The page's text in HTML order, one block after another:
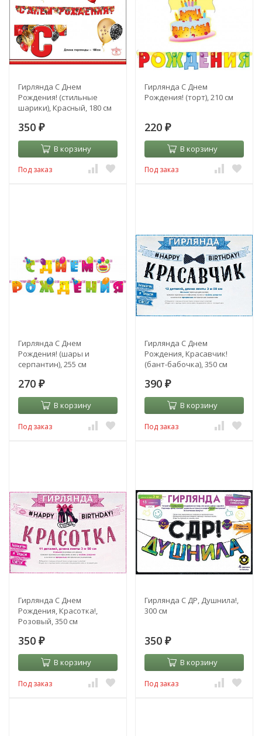
Гирлянда С Днем
Рождения! (стильные
шарики), Красный, 180 см
350 ₽
В корзину
Под заказ
Гирлянда С Днем
Рождения! (торт), 210 см
220 ₽
В корзину
Под заказ
Гирлянда С Днем
Рождения! (шары и
серпантин), 255 см
270 ₽
В корзину
Под заказ
Гирлянда С Днем
Рождения, Красавчик!
(бант-бабочка), 350 см
390 ₽
В корзину
Под заказ
Гирлянда С Днем
Рождения, Красотка!,
Розовый, 350 см
350 ₽
В корзину
Под заказ
Гирлянда С ДР, Душнила!,
300 см
350 ₽
В корзину
Под заказ